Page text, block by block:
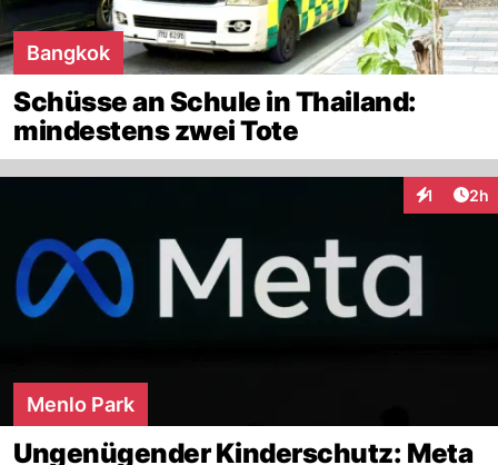
Bangkok
Schüsse an Schule in Thailand:
mindestens zwei Tote
1 2h
Menlo Park
Ungenügender Kinderschutz: Meta